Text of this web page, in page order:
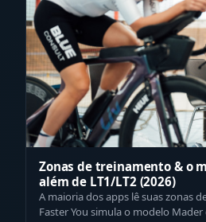
Zonas de treinamento & o
além de LT1/LT2 (2026)
A maioria dos apps lê suas zonas
Faster You simula o modelo